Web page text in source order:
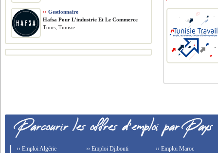
›› Gestionnaire
Hafsa Pour L’industrie Et Le Commerce
Tunis, Tunisie
›› Emploi Algérie
›› Emploi Djibouti
›› Emploi Maroc